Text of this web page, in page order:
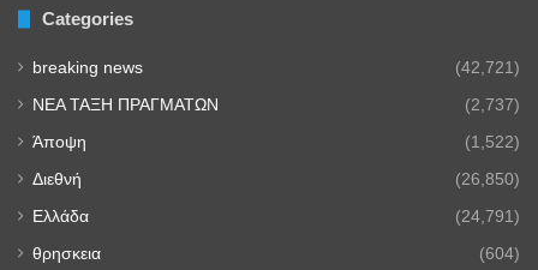
Categories
breaking news (42,721)
NEA TAΞΗ ΠΡΑΓΜΑΤΩΝ (2,737)
Άποψη (1,522)
Διεθνή (26,850)
Ελλάδα (24,791)
θρησκεια (604)